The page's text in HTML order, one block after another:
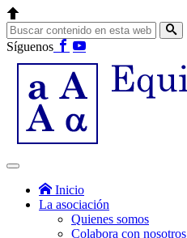
Síguenos
Inicio
La asociación
Quienes somos
Colabora con nosotros